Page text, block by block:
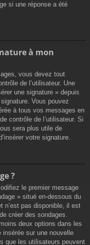
si une réponse a été
à mon
vous devez tout
de l’utilisateur. Une
une signature » depuis
Vous pouvez
à tous vos messages en
contrôle de l’utilisateur. Si
sera plus utile de
votre signature.
?
le premier message
» situé en-dessous du
n’est pas disponible, il est
créer des sondages.
deux options dans les
sur une nouvelle
que les utilisateurs peuvent